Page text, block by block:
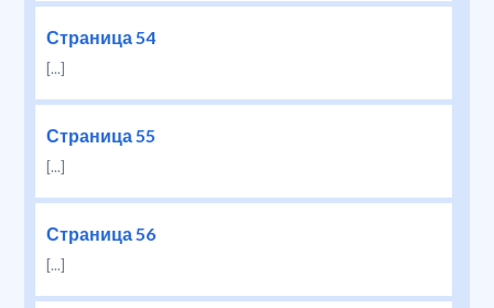
Страница 54
[...]
Страница 55
[...]
Страница 56
[...]